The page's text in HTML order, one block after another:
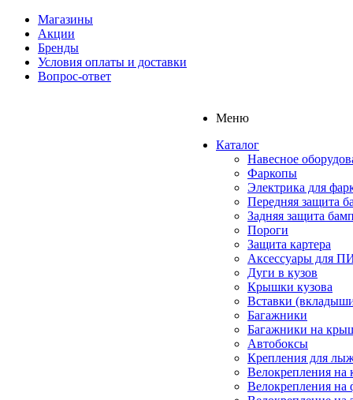
Магазины
Акции
Бренды
Условия оплаты и доставки
Вопрос-ответ
Меню
Каталог
Навесное
Фаркопы
Электрика для
Передняя защита
Задняя защита
Пороги
Защита картера
Аксессуары для
Дуги в кузов
Крышки кузова
Вставки
Багажники
Багажники на
Автобоксы
Крепления для
Велокрепления
Велокрепления на